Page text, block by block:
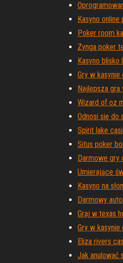
Kasyno
Poker room
Zynga poker
Kasyno blisko
Gry w
Najlepsza gra
Wizard of oz
Odnosi się do
Spirit lake
Situs poker
Darmowe gry
Umierające
Kasyno na
Darmowy
Graj w texas
Gry w
Eliza rivers
Jak anulować